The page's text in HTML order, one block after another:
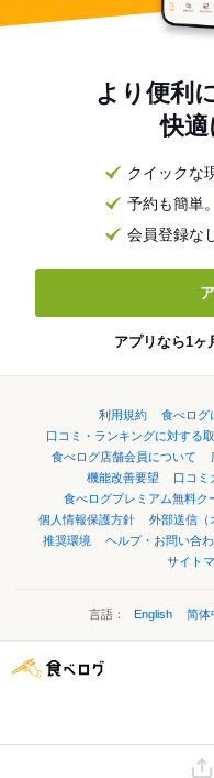
より便利
快適
クイックな
予約も簡単
会員登録な
アプリなら1ヶ
利用規約 食べログ
口コミ・ランキングに対する
食べログ店舗会員について
機能改善要望
口コミ
食べログプレミアム無料ク
個人情報保護方針
外部送信（
推奨環境
ヘルプ・お問い合
サイト
言語： English 简体